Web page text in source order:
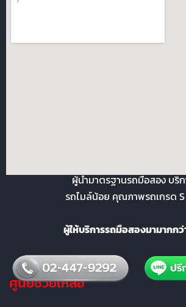
ผู้นำมาตรฐานรถมือสอง บริ
รถไมล์น้อย คุณภาพรถเกรด S
ผู้ให้บริการรถมือสองมามากกว่
ศูนย์ช่วยเหลือ